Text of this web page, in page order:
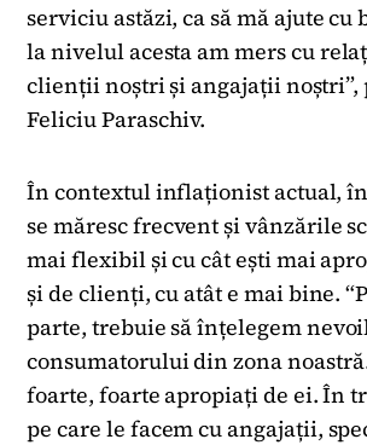
serviciu astăzi, ca să mă ajute cu
la nivelul acesta am mers cu
clienții noștri și angajații noștri”,
Feliciu Paraschiv.
În contextul inflaționist actual,
se măresc frecvent și vânzările
mai flexibil și cu cât ești mai
și de clienți, cu atât e mai bine.
parte, trebuie să înțelegem
consumatorului din zona
foarte, foarte apropiați de ei. În
pe care le facem cu angajații,